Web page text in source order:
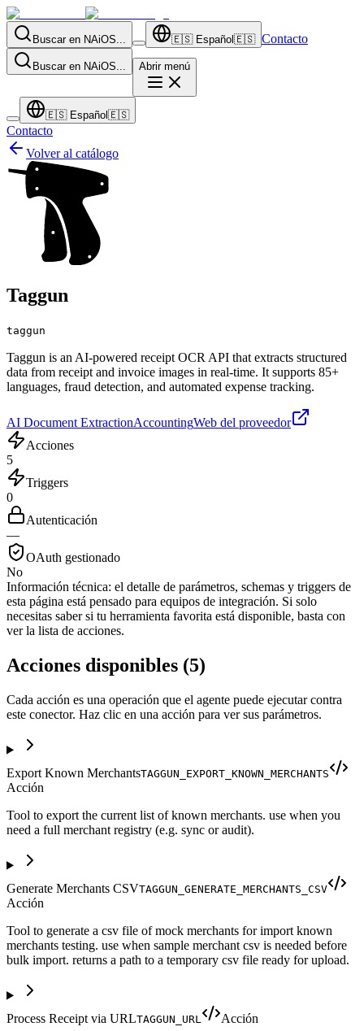
Buscar en NAiOS... 🇪🇸 Español 🇪🇸 Contacto
Buscar en NAiOS... Abrir menú
🇪🇸 Español 🇪🇸
Contacto
Volver al catálogo
Taggun
taggun
Taggun is an AI-powered receipt OCR API that extracts structured
data from receipt and invoice images in real-time. It supports 85+
languages, fraud detection, and automated expense tracking.
AI Document ExtractionAccountingWeb del proveedor
Acciones
5
Triggers
0
Autenticación
—
OAuth gestionado
No
Información técnica: el detalle de parámetros, schemas y triggers de
esta página está pensado para equipos de integración. Si solo
necesitas saber si tu herramienta favorita está disponible, basta con
ver la lista de acciones.
Acciones disponibles (5)
Cada acción es una operación que el agente puede ejecutar contra
este conector. Haz clic en una acción para ver sus parámetros.
Export Known MerchantsTAGGUN_EXPORT_KNOWN_MERCHANTS
Acción
Tool to export the current list of known merchants. use when you
need a full merchant registry (e.g. sync or audit).
Generate Merchants CSVTAGGUN_GENERATE_MERCHANTS_CSV
Acción
Tool to generate a csv file of mock merchants for import known
merchants testing. use when sample merchant csv is needed before
bulk import. returns a path to a temporary csv file ready for upload.
Process Receipt via URLTAGGUN_URL
Acción